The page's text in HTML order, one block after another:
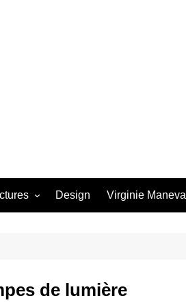
Design Virginie Maneval
de lumière